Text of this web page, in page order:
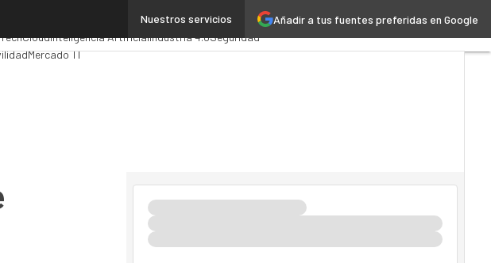
Añadir a tus fuentes preferidas en Google
Nuestros servicios
Administración Pública
CloudInteligencia ArtificialIndustria 4.0Seguridad
Mercado TI